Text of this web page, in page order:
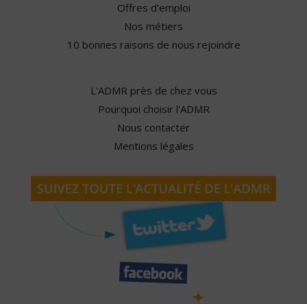
Offres d'emploi
Nos métiers
10 bonnes raisons de nous rejoindre
L'ADMR près de chez vous
Pourquoi choisir l'ADMR
Nous contacter
Mentions légales